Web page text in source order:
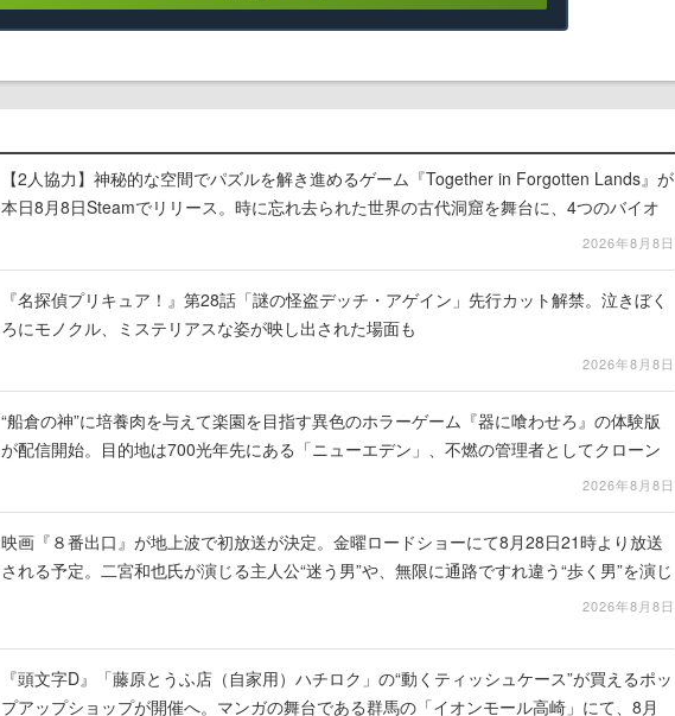
【2人協力】神秘的な空間でパズルを解き進めるゲーム『Together in Forgotten Lands』が
本日8月8日Steamでリリース。時に忘れ去られた世界の古代洞窟を舞台に、4つのバイオ
2026年8月8日
『名探偵プリキュア！』第28話「謎の怪盗デッチ・アゲイン」先行カット解禁。泣きぼく
ろにモノクル、ミステリアスな姿が映し出された場面も
2026年8月8日
“船倉の神”に培養肉を与えて楽園を目指す異色のホラーゲーム『器に喰わせろ』の体験版
が配信開始。目的地は700光年先にある「ニューエデン」、不燃の管理者としてクローン
2026年8月8日
映画『８番出口』が地上波で初放送が決定。金曜ロードショーにて8月28日21時より放送
される予定。二宮和也氏が演じる主人公“迷う男”や、無限に通路ですれ違う“歩く男”を演じ
2026年8月8日
『頭文字D』「藤原とうふ店（自家用）ハチロク」の“動くティッシュケース”が買えるポッ
プアップショップが開催へ。マンガの舞台である群馬の「イオンモール高崎」にて、8月